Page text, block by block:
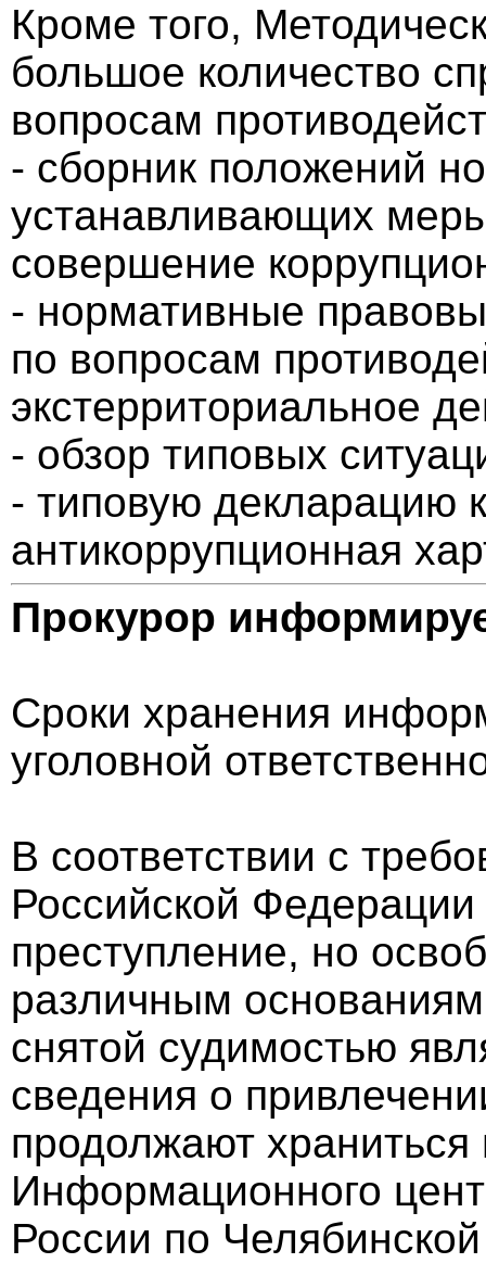
Кроме того,
большое количество
вопросам
- сборник положений
устанавливающих
совершение
- нормативные
по вопросам
экстерриториальное
- обзор типовых
- типовую декларацию
антикоррупционная
Прокурор
Сроки хранения
уголовной
В соответствии с
Российской
преступление, но
различным
снятой судимостью
сведения о
продолжают
Информационного
России по